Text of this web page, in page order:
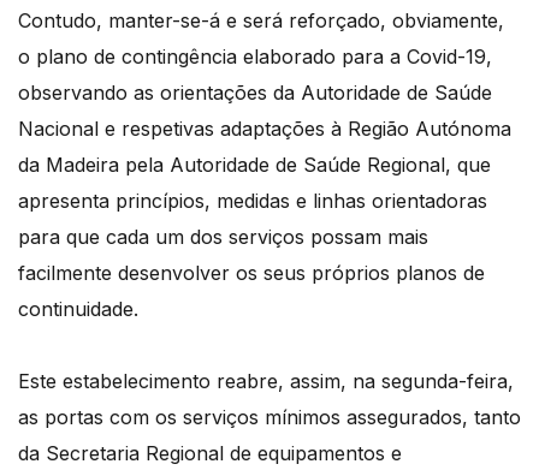
Contudo, manter-se-á e será reforçado, obviamente,
o plano de contingência elaborado para a Covid-19,
observando as orientações da Autoridade de Saúde
Nacional e respetivas adaptações à Região Autónoma
da Madeira pela Autoridade de Saúde Regional, que
apresenta princípios, medidas e linhas orientadoras
para que cada um dos serviços possam mais
facilmente desenvolver os seus próprios planos de
continuidade.
Este estabelecimento reabre, assim, na segunda-feira,
as portas com os serviços mínimos assegurados, tanto
da Secretaria Regional de equipamentos e